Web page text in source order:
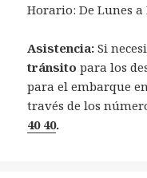
Horario: De Lunes a
Asistencia:Si
tránsitopara los
para el embarque
través de los
40 40.